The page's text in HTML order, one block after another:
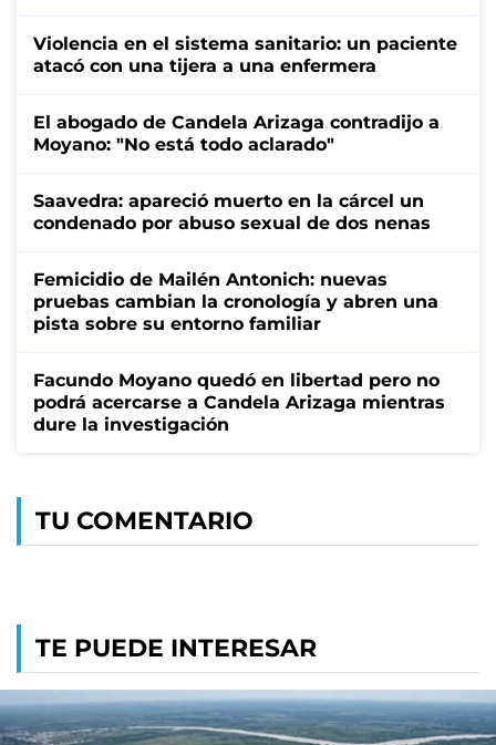
Violencia en el sistema sanitario: un paciente
atacó con una tijera a una enfermera
El abogado de Candela Arizaga contradijo a
Moyano: "No está todo aclarado"
Saavedra: apareció muerto en la cárcel un
condenado por abuso sexual de dos nenas
Femicidio de Mailén Antonich: nuevas
pruebas cambian la cronología y abren una
pista sobre su entorno familiar
Facundo Moyano quedó en libertad pero no
podrá acercarse a Candela Arizaga mientras
dure la investigación
TU COMENTARIO
TE PUEDE INTERESAR